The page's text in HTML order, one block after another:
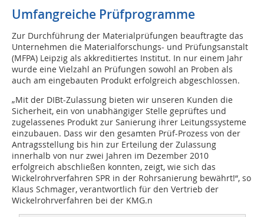
Umfangreiche Prüfprogramme
Zur Durchführung der Materialprüfungen beauftragte das
Unternehmen die Materialforschungs- und Prüfungsanstalt
(MFPA) Leipzig als akkreditiertes Institut. In nur einem Jahr
wurde eine Vielzahl an Prüfungen sowohl an Proben als
auch am eingebauten Produkt erfolgreich abgeschlossen.
„Mit der DIBt-Zulassung bieten wir unseren Kunden die
Sicherheit, ein von unabhängiger Stelle geprüftes und
zugelassenes Produkt zur Sanierung ihrer Leitungssysteme
einzubauen. Dass wir den gesamten Prüf-Prozess von der
Antragsstellung bis hin zur Erteilung der Zulassung
innerhalb von nur zwei Jahren im Dezember 2010
erfolgreich abschließen konnten, zeigt, wie sich das
Wickelrohrverfahren SPR in der Rohrsanierung bewährt!“, so
Klaus Schmager, verantwortlich für den Vertrieb der
Wickelrohrverfahren bei der KMG.n